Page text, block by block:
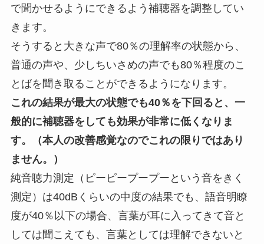
で聞かせるようにできるよう補聴器を調整してい
きます。
そうすると大きな声で80％の理解率の状態から、
普通の声や、少しちいさめの声でも80％程度のこ
とばを聞き取ることができるようになります。
これの結果が最大の状態でも40％を下回ると、一
般的に補聴器をしても効果が非常に低くなりま
す。（本人の改善感覚なのでこれの限りではあり
ません。）
純音聴力測定（ピーピープープーという音をきく
測定）は40dBくらいの中度の結果でも、語音明瞭
度が40％以下の場合、言葉が耳に入ってきて音と
しては聞こえても、言葉としては理解できないと